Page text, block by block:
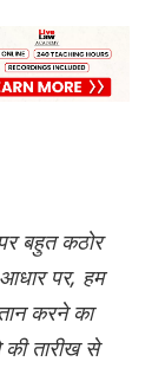
बहुत कठोर
पर, हम
करने का
तारीख से